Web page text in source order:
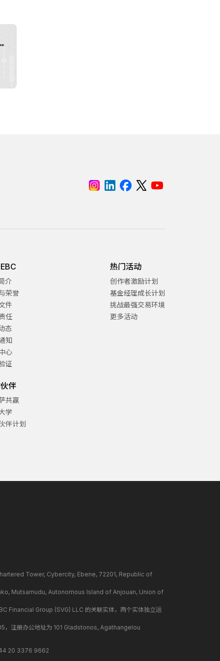
介
荣誉
件
任
态
知
心
证
伴
共赢
学
伴计划
热门活动
创作者激励计划
基金经理成长计划
挑战最强交易环境
更多活动
Tower, Cybercity, Ebene, 72201, Republic of
Mutsamudu, Autonomous Island of Anjouan, Union of
Financial Group (SVG) LLC 的关联实体，两个实体独立运
，注册办公地址为 101 Gladstonos, Agathangelou
20 3376 9662